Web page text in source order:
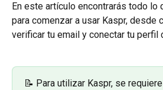
En este artículo encontrarás todo lo
para comenzar a usar Kaspr, desde
verificar tu email y conectar tu perfil
📝 Para utilizar Kaspr, se